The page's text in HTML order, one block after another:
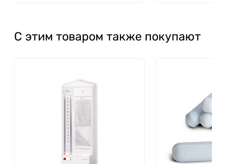
С этим товаром также покупают